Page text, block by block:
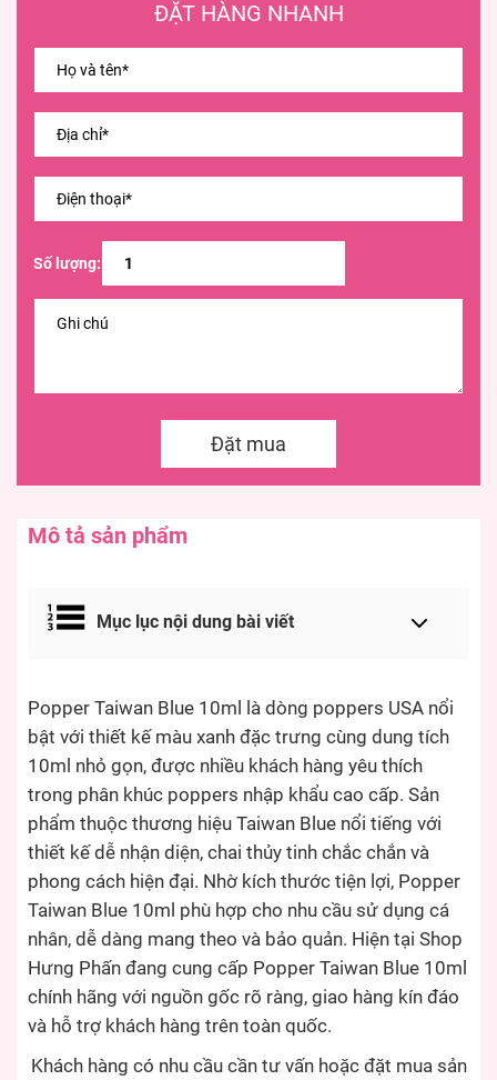
ĐẶT HÀNG NHANH
Số lượng:
Đặt mua
Mô tả sản phẩm
Mục lục nội dung bài viết
Popper Taiwan Blue 10ml là dòng poppers USA nổi
bật với thiết kế màu xanh đặc trưng cùng dung tích
10ml nhỏ gọn, được nhiều khách hàng yêu thích
trong phân khúc poppers nhập khẩu cao cấp. Sản
phẩm thuộc thương hiệu Taiwan Blue nổi tiếng với
thiết kế dễ nhận diện, chai thủy tinh chắc chắn và
phong cách hiện đại. Nhờ kích thước tiện lợi, Popper
Taiwan Blue 10ml phù hợp cho nhu cầu sử dụng cá
nhân, dễ dàng mang theo và bảo quản. Hiện tại Shop
Hưng Phấn đang cung cấp Popper Taiwan Blue 10ml
chính hãng với nguồn gốc rõ ràng, giao hàng kín đáo
và hỗ trợ khách hàng trên toàn quốc.
Khách hàng có nhu cầu cần tư vấn hoặc đặt mua sản